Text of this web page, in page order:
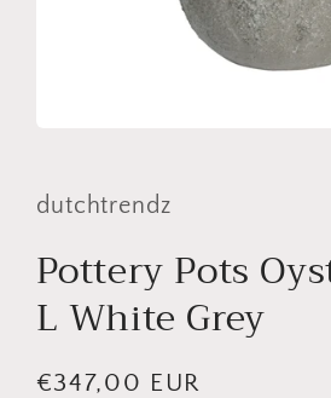
in
modaal
dutchtrendz
Pottery Pots
L White Grey
Normale
€347,00 EUR